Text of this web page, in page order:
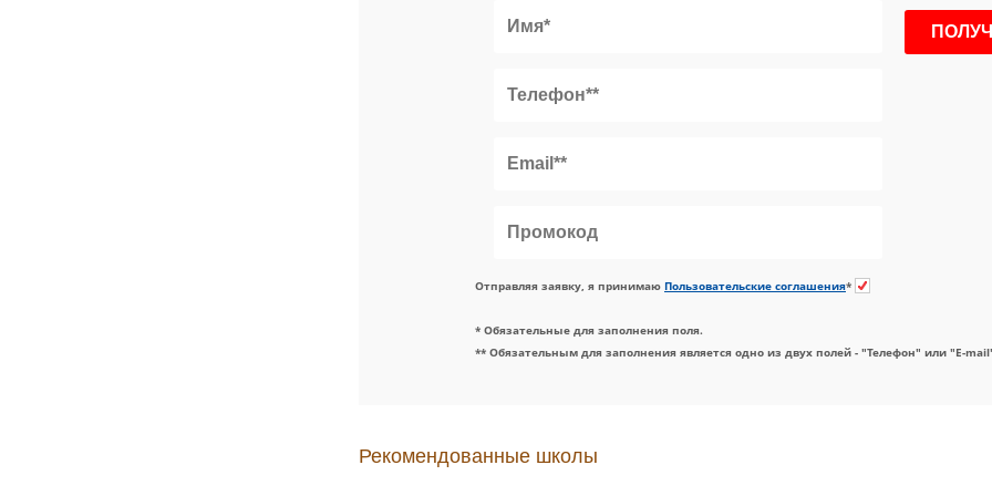
Отправляя заявку, я принимаю Пользовательские соглашения*
* Обязательные для заполнения поля.
** Обязательным для заполнения является одно из двух полей - "Телефон" или "E-
Рекомендованные школы